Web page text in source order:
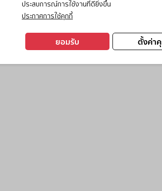
ประสบการณ์การใช้งานที่ดียิ่งขึ้น
ประกาศการใช้คุกกี้
ตั้งค่า
ยอมรับ
has occurred while loading